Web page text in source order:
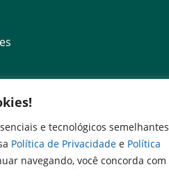
e tecnológicos semelhantes
Política de Privacidade e Política
navegando, você concorda com